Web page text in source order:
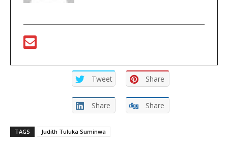
Tweet Share
Share Share
TAGS Judith Tuluka Suminwa